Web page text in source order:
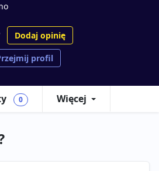
Dodaj opinię
profil
0 Więcej